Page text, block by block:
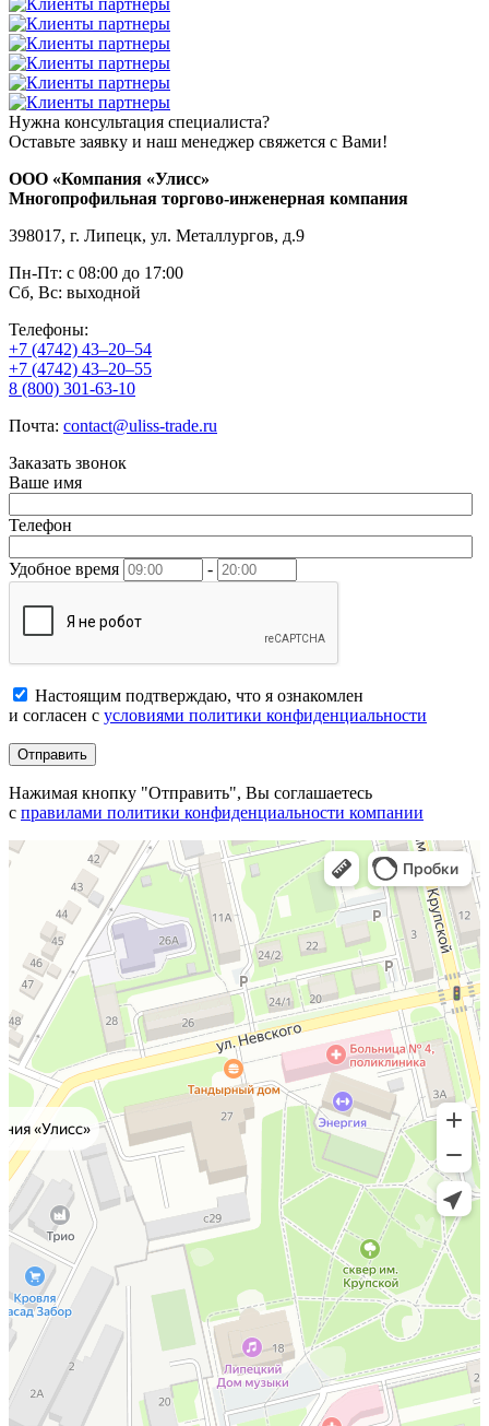
Нужна консультация специалиста?
Оставьте заявку и наш менеджер свяжется с Вами!
ООО «Компания «Улисс»
Многопрофильная торгово-инженерная компания
398017, г. Липецк, ул. Металлургов, д.9
Пн-Пт: с 08:00 до 17:00
Сб, Вс: выходной
Телефоны:
+7 (4742) 43–20–54
+7 (4742) 43–20–55
8 (800) 301-63-10
Почта: contact@uliss-trade.ru
Заказать звонок
Ваше имя
Телефон
Удобное время -
Настоящим подтверждаю, что я ознакомлен
и согласен с условиями политики конфиденциальности
Отправить
Нажимая кнопку "Отправить", Вы соглашаетесь
с правилами политики конфиденциальности компании